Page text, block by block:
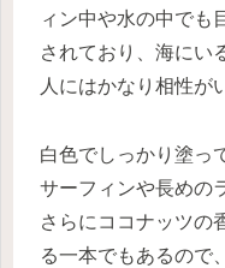
ィン中や水の中でも
されており、海にい
人にはかなり相性が
白色でしっかり塗っ
サーフィンや長めの
さらにココナッツの
る一本でもあるので